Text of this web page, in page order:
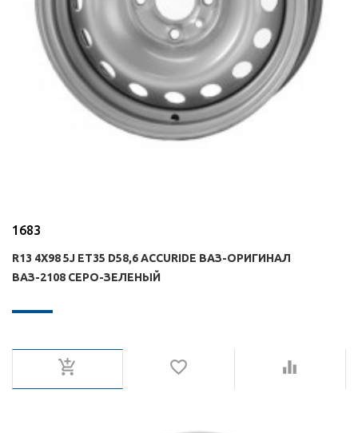
1683
R13 4X98 5J ET35 D58,6 ACCURIDE ВАЗ-ОРИГИНАЛ
ВАЗ-2108 СЕРО-ЗЕЛЕНЫЙ